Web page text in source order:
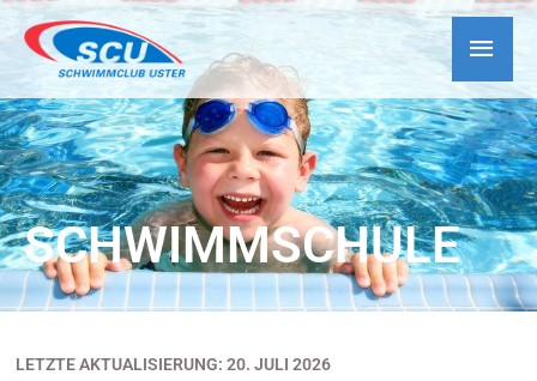
SCHWIMMSCHULE
LETZTE AKTUALISIERUNG: 20. JULI 2026